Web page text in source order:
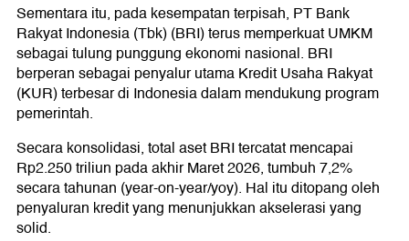
Sementara itu, pada kesempatan terpisah, PT Bank
Rakyat Indonesia (Tbk) (BRI) terus memperkuat UMKM
sebagai tulung punggung ekonomi nasional. BRI
berperan sebagai penyalur utama Kredit Usaha Rakyat
(KUR) terbesar di Indonesia dalam mendukung program
pemerintah.
Secara konsolidasi, total aset BRI tercatat mencapai
Rp2.250 triliun pada akhir Maret 2026, tumbuh 7,2%
secara tahunan (year-on-year/yoy). Hal itu ditopang oleh
penyaluran kredit yang menunjukkan akselerasi yang
solid.